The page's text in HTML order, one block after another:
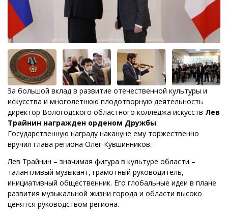
За большой вклад в развитие отечественной культуры и
искусства и многолетнюю плодотворную деятельность
директор Вологодского областного колледжа искусств Лев
Трайнин награжден орденом Дружбы.
Государственную награду накануне ему торжественно
вручил глава региона Олег Кувшинников.
Лев Трайнин – значимая фигура в культуре области –
талантливый музыкант, грамотный руководитель,
инициативный общественник. Его глобальные идеи в плане
развития музыкальной жизни города и области высоко
ценятся руководством региона.